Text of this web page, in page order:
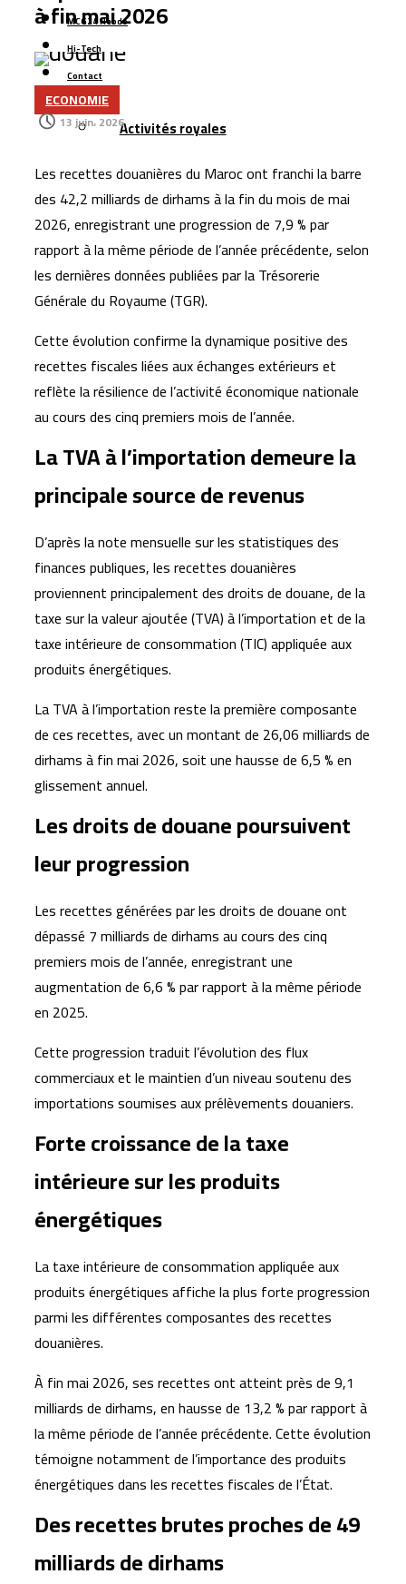
Six jeunes Marocains décrochent la 2ᵉ place mondiale
dans une compétition internationale de recherche
mathématique
Les transferts des Marocains d’Espagne dépassent
1,5 milliard d’euros
Nador West Med se prépare au lancement de ses
premières opérations commerciales
Tanger : l’aéroport Ibn Battouta prépare son
changement d’échelle
lancement des activités religieuses aux Moussem de
Moulay Abdellah Amghar
MCG24 Hebdo
Hi-Tech
Contact
Plus
Activités royales
à fin mai 2026
ECONOMIE
13 juin، 2026
Les recettes douanières du Maroc ont franchi la barre
des 42,2 milliards de dirhams à la fin du mois de mai
2026, enregistrant une progression de 7,9 % par
rapport à la même période de l’année précédente, selon
les dernières données publiées par la Trésorerie
Générale du Royaume (TGR).
Cette évolution confirme la dynamique positive des
recettes fiscales liées aux échanges extérieurs et
reflète la résilience de l’activité économique nationale
au cours des cinq premiers mois de l’année.
La TVA à l’importation demeure la
principale source de revenus
D’après la note mensuelle sur les statistiques des
finances publiques, les recettes douanières
proviennent principalement des droits de douane, de la
taxe sur la valeur ajoutée (TVA) à l’importation et de la
taxe intérieure de consommation (TIC) appliquée aux
produits énergétiques.
La TVA à l’importation reste la première composante
de ces recettes, avec un montant de 26,06 milliards de
dirhams à fin mai 2026, soit une hausse de 6,5 % en
glissement annuel.
Les droits de douane poursuivent
leur progression
Les recettes générées par les droits de douane ont
dépassé 7 milliards de dirhams au cours des cinq
premiers mois de l’année, enregistrant une
augmentation de 6,6 % par rapport à la même période
en 2025.
Cette progression traduit l’évolution des flux
commerciaux et le maintien d’un niveau soutenu des
importations soumises aux prélèvements douaniers.
Forte croissance de la taxe
intérieure sur les produits
énergétiques
La taxe intérieure de consommation appliquée aux
produits énergétiques affiche la plus forte progression
parmi les différentes composantes des recettes
douanières.
À fin mai 2026, ses recettes ont atteint près de 9,1
milliards de dirhams, en hausse de 13,2 % par rapport à
la même période de l’année précédente. Cette évolution
témoigne notamment de l’importance des produits
énergétiques dans les recettes fiscales de l’État.
Des recettes brutes proches de 49
milliards de dirhams